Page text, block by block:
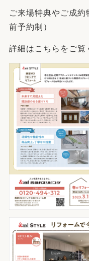
ご来場特典やご成
前予約制）
詳細はこちらをご覧